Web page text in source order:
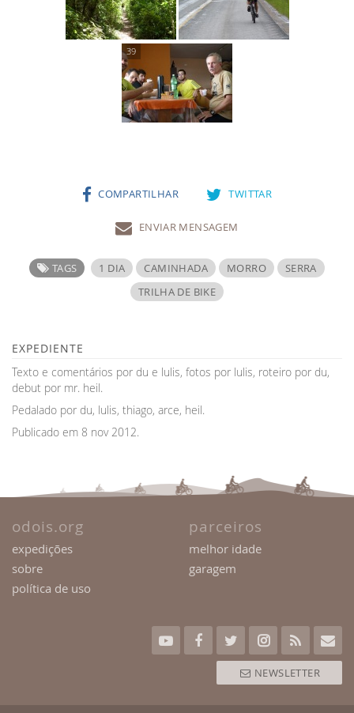
COMPARTILHAR TWITTAR
ENVIAR MENSAGEM
TAGS 1 DIA CAMINHADA MORRO
SERRA
TRILHA DE BIKE
EXPEDIENTE
Texto e comentários por du e lulis, fotos por lulis, roteiro por du,
debut por mr. heil.
Pedalado por du, lulis, thiago, arce, heil.
Publicado em 8 nov 2012.
odois.org
expedições
sobre
política de uso
parceiros
melhor idade
garagem
NEWSLETTER